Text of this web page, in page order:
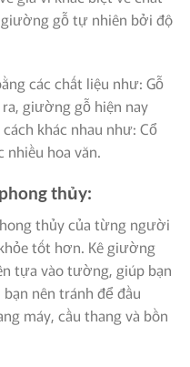
giường gỗ tự nhiên bởi độ
các chất liệu như: Gỗ
giường gỗ hiện nay
khác nhau như: Cổ
nhiều hoa văn.
thủy:
thủy của từng người
tốt hơn. Kê giường
tựa vào tường, giúp bạn
nên tránh để đầu
máy, cầu thang và bồn